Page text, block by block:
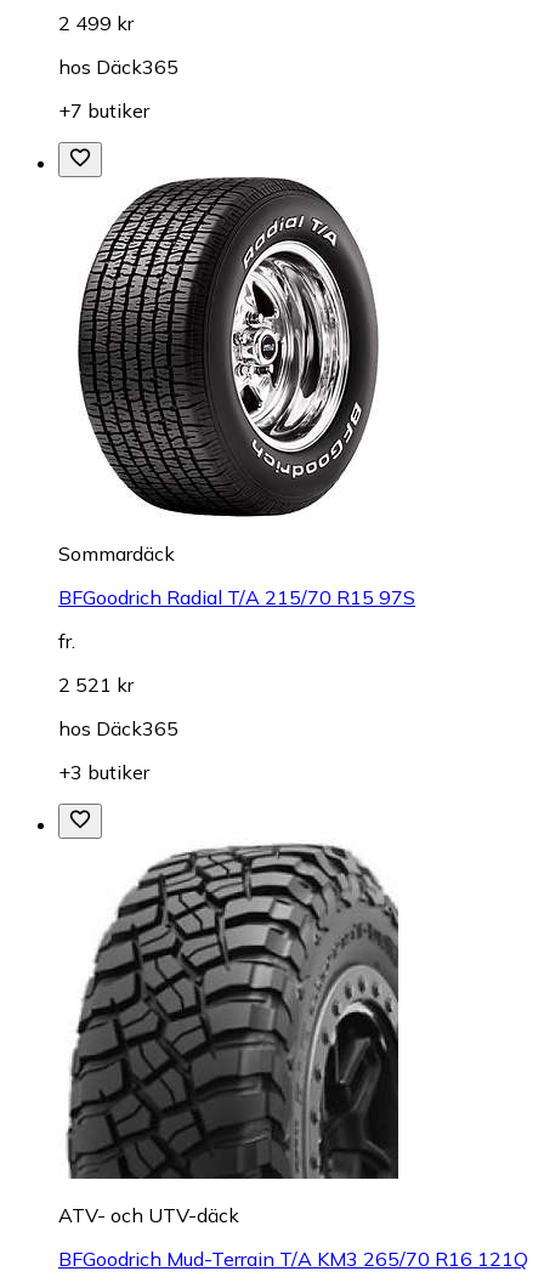
2 499 kr
hos Däck365
+7 butiker
Sommardäck
BFGoodrich Radial T/A 215/70 R15 97S
fr.
2 521 kr
hos Däck365
+3 butiker
ATV- och UTV-däck
BFGoodrich Mud-Terrain T/A KM3 265/70 R16 121Q